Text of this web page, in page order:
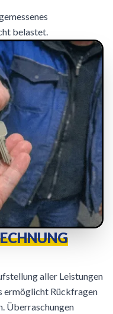
belastet.
aller Leistungen
ermöglicht Rückfragen
Überraschungen